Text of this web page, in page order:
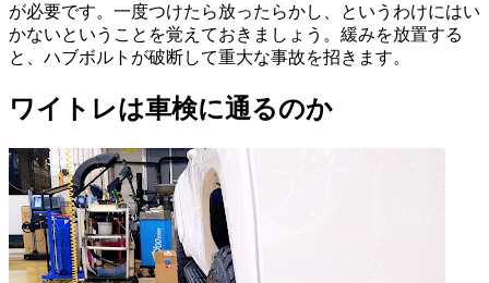
が必要です。一度つけたら放ったらかし、というわけにはい
かないということを覚えておきましょう。緩みを放置する
と、ハブボルトが破断して重大な事故を招きます。
ワイトレは車検に通るのか